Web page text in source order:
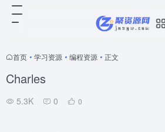
首页 • 学习资源 • 编程资源 • 正文
Charles
5.3K 0 0